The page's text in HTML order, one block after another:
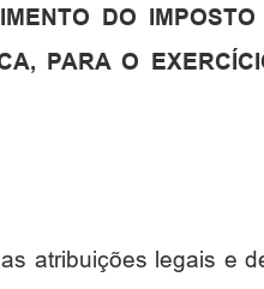
DO
PARA O
atribuições legais e